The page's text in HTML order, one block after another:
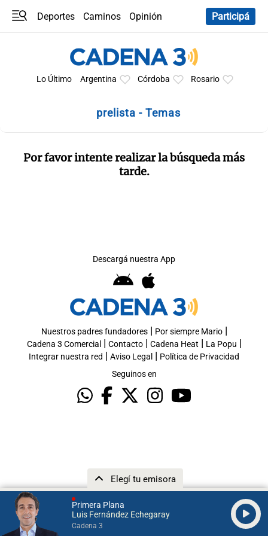
Primera Plana
Luis Fernández Echegaray
Cadena 3
Elegí tu emisora
Deportes Caminos
Opinión
Participá
Lo Último Argentina Córdoba Rosario
prelista - Temas
Por favor intente realizar la búsqueda más
tarde.
Descargá nuestra App
Nuestros padres fundadores| Por siempre Mario|
Cadena 3 Comercial | Contacto| Cadena Heat | La Popu |
Integrar nuestra red | Aviso Legal | Política de Privacidad
Seguinos en